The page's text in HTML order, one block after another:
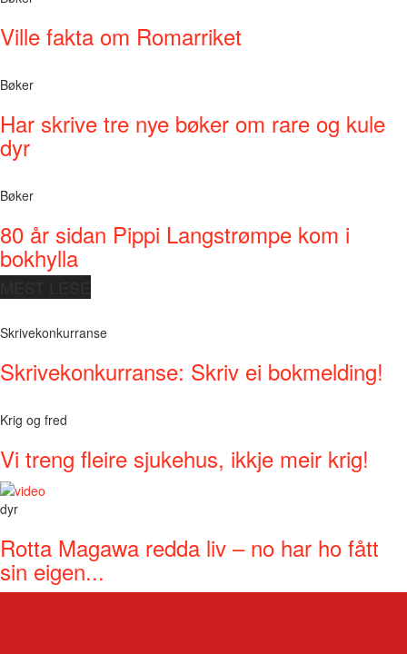
Ville fakta om Romarriket
Bøker
Har skrive tre nye bøker om rare og kule
dyr
Bøker
80 år sidan Pippi Langstrømpe kom i
bokhylla
Skrivekonkurranse
Skrivekonkurranse: Skriv ei bokmelding!
Krig og fred
Vi treng fleire sjukehus, ikkje meir krig!
dyr
Rotta Magawa redda liv – no har ho fått
sin eigen...